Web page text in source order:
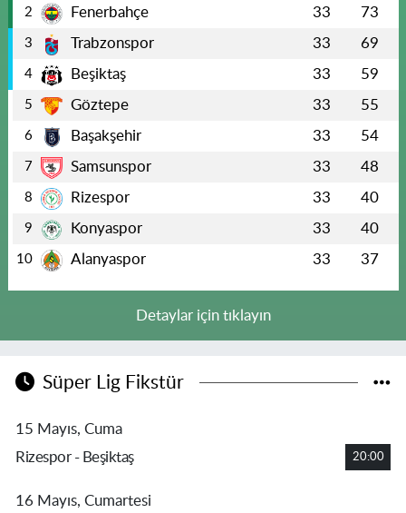
2 Fenerbahçe 33 73
3 Trabzonspor 33 69
4 Beşiktaş 33 59
5 Göztepe 33 55
6 Başakşehir 33 54
7 Samsunspor 33 48
8 Rizespor 33 40
9 Konyaspor 33 40
10 Alanyaspor 33 37
Detaylar için tıklayın
Süper Lig Fikstür
15 Mayıs, Cuma
Rizespor - Beşiktaş
20:00
16 Mayıs, Cumartesi